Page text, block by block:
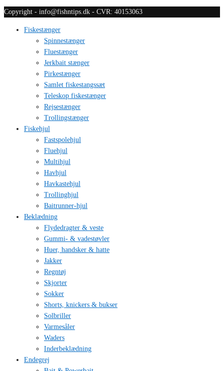
Copyright - info@fishntips.dk - CVR: 40153063
Fiskestænger
Spinnestænger
Fluestænger
Jerkbait stænger
Pirkestænger
Samlet fiskestangssæt
Teleskop fiskestænger
Rejsestænger
Trollingstænger
Fiskehjul
Fastspolehjul
Fluehjul
Multihjul
Havhjul
Havkastehjul
Trollinghjul
Baitrunner-hjul
Beklædning
Flydedragter & veste
Gummi- & vadestøvler
Huer, handsker & hatte
Jakker
Regntøj
Skjorter
Sokker
Shorts, knickers & bukser
Solbriller
Varmesåler
Waders
Inderbeklædning
Endegrej